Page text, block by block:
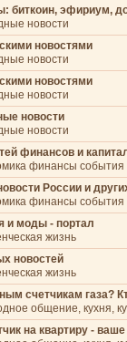
биткоин, эфириум,
новости
новостями
новости
новостями
новости
новости
новости
финансов и
финансы события
России и
финансы события
и моды - портал
жизнь
новостей
жизнь
счетчикам газа?
общение, кухня,
на квартиру -